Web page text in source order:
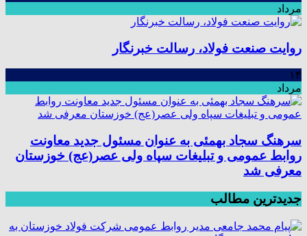
مرداد
روایت صنعت فولاد،‌ رسالت خبرنگار
۱۴
مرداد
سرهنگ سجاد بهمئی به عنوان مسئول جدید معاونت
روابط عمومی و تبلیغات سپاه ولی عصر(عج) خوزستان
معرفی شد
جدیدترین مطالب